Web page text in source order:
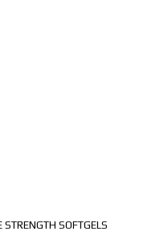
SOFTGELS